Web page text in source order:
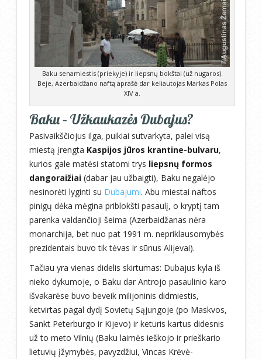
Baku senamiestis (priekyje) ir liepsnų bokštai (už nugaros).
Beje, Azerbaidžano naftą aprašė dar keliautojas Markas Polas
XIV a.
Baku – Užkaukazės Dubajus?
Pasivaikščiojus ilga, puikiai sutvarkyta, palei visą
miestą įrengta Kaspijos jūros krantine-bulvaru,
kurios gale matėsi statomi trys liepsnų formos
dangoraižiai (dabar jau užbaigti), Baku negalėjo
nesinorėti lyginti su Dubajumi. Abu miestai naftos
pinigų dėka mėgina priblokšti pasaulį, o kryptį tam
parenka valdančioji šeima (Azerbaidžanas nėra
monarchija, bet nuo pat 1991 m. nepriklausomybės
prezidentais buvo tik tėvas ir sūnus Alijevai).
Tačiau yra vienas didelis skirtumas: Dubajus kyla iš
nieko dykumoje, o Baku dar Antrojo pasaulinio karo
išvakarėse buvo beveik milijoninis didmiestis,
ketvirtas pagal dydį Sovietų Sąjungoje (po Maskvos,
Sankt Peterburgo ir Kijevo) ir keturis kartus didesnis
už to meto Vilnių (Baku laimės ieškojo ir prieškario
lietuvių įžymybės, pavyzdžiui, Vincas Krėvė-